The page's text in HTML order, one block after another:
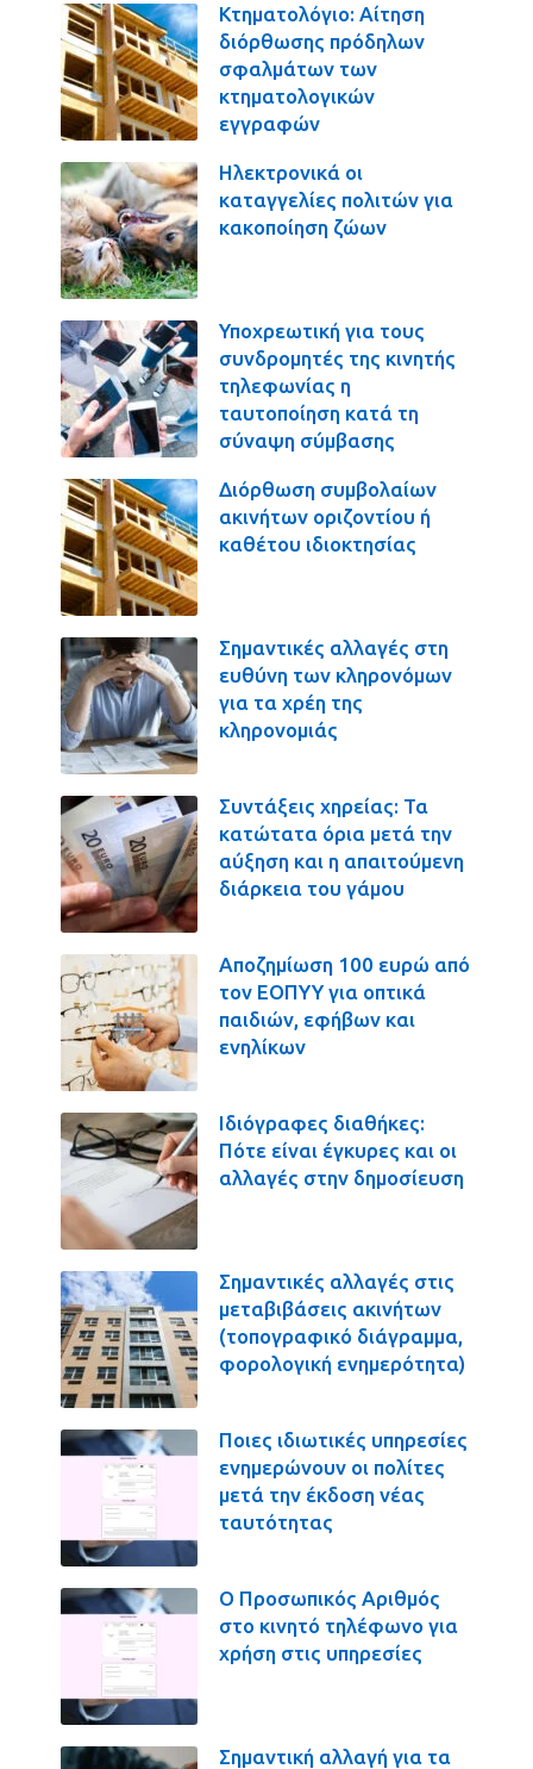
Κτηματολόγιο: Αίτηση
διόρθωσης πρόδηλων
σφαλμάτων των
κτηματολογικών
εγγραφών
Ηλεκτρονικά οι
καταγγελίες πολιτών για
κακοποίηση ζώων
Υποχρεωτική για τους
συνδρομητές της κινητής
τηλεφωνίας η
ταυτοποίηση κατά τη
σύναψη σύμβασης
Διόρθωση συμβολαίων
ακινήτων οριζοντίου ή
καθέτου ιδιοκτησίας
Σημαντικές αλλαγές στη
ευθύνη των κληρονόμων
για τα χρέη της
κληρονομιάς
Συντάξεις χηρείας: Τα
κατώτατα όρια μετά την
αύξηση και η απαιτούμενη
διάρκεια του γάμου
Αποζημίωση 100 ευρώ από
τον ΕΟΠΥΥ για οπτικά
παιδιών, εφήβων και
ενηλίκων
Ιδιόγραφες διαθήκες:
Πότε είναι έγκυρες και οι
αλλαγές στην δημοσίευση
Σημαντικές αλλαγές στις
μεταβιβάσεις ακινήτων
(τοπογραφικό διάγραμμα,
φορολογική ενημερότητα)
Ποιες ιδιωτικές υπηρεσίες
ενημερώνουν οι πολίτες
μετά την έκδοση νέας
ταυτότητας
Ο Προσωπικός Αριθμός
στο κινητό τηλέφωνο για
χρήση στις υπηρεσίες
Σημαντική αλλαγή για τα